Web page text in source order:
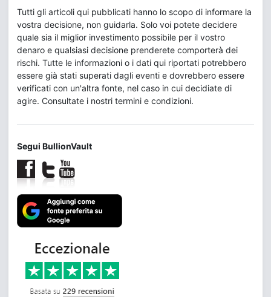
Tutti gli articoli qui pubblicati hanno lo scopo di informare la
vostra decisione, non guidarla. Solo voi potete decidere
quale sia il miglior investimento possibile per il vostro
denaro e qualsiasi decisione prenderete comporterà dei
rischi. Tutte le informazioni o i dati qui riportati potrebbero
essere già stati superati dagli eventi e dovrebbero essere
verificati con un'altra fonte, nel caso in cui decidiate di
agire. Consultate i nostri termini e condizioni.
Segui BullionVault